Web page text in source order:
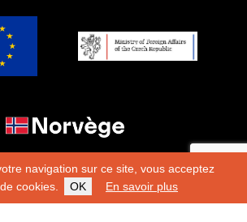
navigation sur ce site, vous acceptez
cookies.
OK En savoir plus